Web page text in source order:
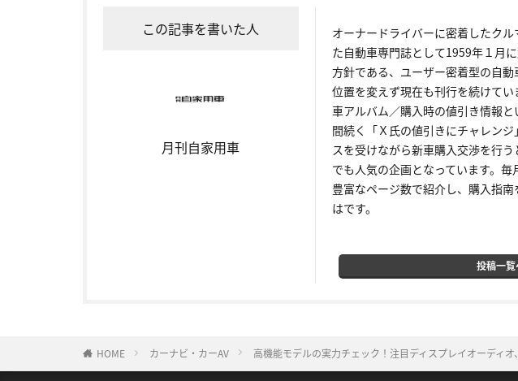
この記事を書いた人
月刊自家用車
オーナードライバーに密着したク
た自動車専門誌として1959年１月
方針である、ユーザー密着型の自
位置を変えず現在も刊行を続けて
車アルバム／購入時の値引き情報
間続く「Ｘ氏の値引きにチャレン
スを受けながら新車購入交渉を行
でも人気の企画となっています。
豊富なページ数で紹介し、購入指
はです。
投稿一覧
HOME カーナビ・カーAV 高機能モデルの実力チェック！注目ディスプレイオーディ